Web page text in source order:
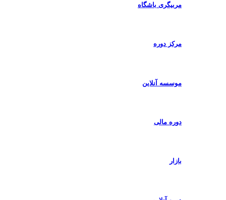
مربیگری باشگاه
مرکز دوره
موسسه آنلاین
دوره مالی